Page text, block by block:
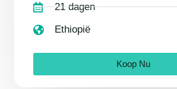
21 dagen
Ethiopië
Koop Nu